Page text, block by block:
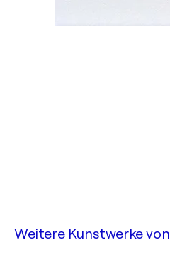
Weitere Kunstwerke von